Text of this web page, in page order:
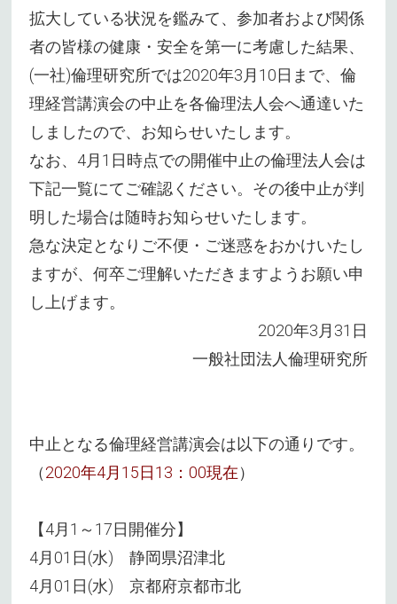
拡大している状況を鑑みて、参加者および関係
者の皆様の健康・安全を第一に考慮した結果、
(一社)倫理研究所では2020年3月10日まで、倫
理経営講演会の中止を各倫理法人会へ通達いた
しましたので、お知らせいたします。
なお、4月1日時点での開催中止の倫理法人会は
下記一覧にてご確認ください。その後中止が判
明した場合は随時お知らせいたします。
急な決定となりご不便・ご迷惑をおかけいたし
ますが、何卒ご理解いただきますようお願い申
し上げます。
2020年3月31日
一般社団法人倫理研究所
中止となる倫理経営講演会は以下の通りです。
（2020年4月15日13：00現在）
【4月1～17日開催分】
4月01日(水) 静岡県沼津北
4月01日(水) 京都府京都市北